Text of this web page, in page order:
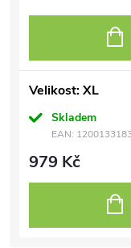
Velikost: XL
Skladem
EAN:
979 Kč